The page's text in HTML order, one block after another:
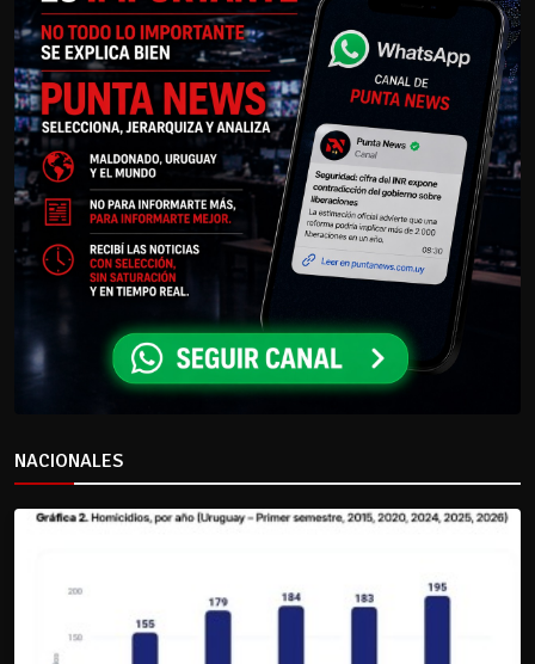
NACIONALES